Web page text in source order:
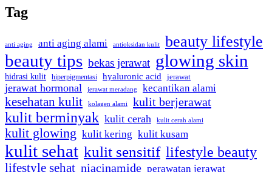
Tag
anti aging anti aging alami antioksidan kulit beauty lifestyle
beauty tips bekas jerawat glowing skin
hidrasi kulit hiperpigmentasi hyaluronic acid jerawat
jerawat hormonal jerawat meradang kecantikan alami
kesehatan kulit kolagen alami kulit berjerawat
kulit berminyak kulit cerah kulit cerah alami
kulit glowing kulit kering kulit kusam
kulit sehat kulit sensitif lifestyle beauty
lifestyle sehat niacinamide perawatan jerawat